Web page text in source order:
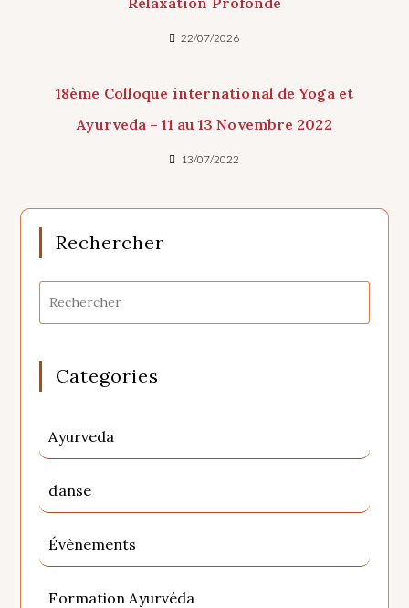
22/07/2026
18ème Colloque international de Yoga et
Ayurveda – 11 au 13 Novembre 2022
13/07/2022
Rechercher
Categories
Ayurveda
danse
Évènements
Formation Ayurvéda